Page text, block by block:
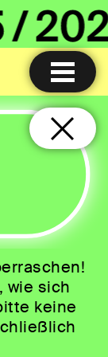
wie sich
keine